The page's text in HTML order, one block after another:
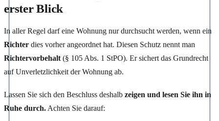
erster Blick
In aller Regel darf eine Wohnung nur durchsucht werden, wenn ein
Richter dies vorher angeordnet hat. Diesen Schutz nennt man
Richtervorbehalt(§ 105 Abs. 1 StPO). Er sichert das Grundrecht
auf Unverletzlichkeit der Wohnung ab.
Lassen Sie sich den Beschluss deshalb zeigen und lesen Sie ihn in
Ruhe durch. Achten Sie darauf: